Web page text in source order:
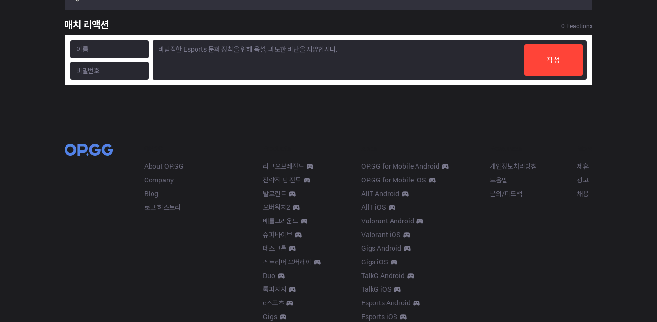
매치 리액션 0 Reactions
작성
About OP.GG
Company
Blog
로고 히스토리
리그오브레전드
전략적 팀 전투
발로란트
오버워치2
배틀그라운드
슈퍼바이브
데스크톱
스트리머 오버레이
Duo
톡피지지
e스포츠
Gigs
OP.GG for Mobile Android
OP.GG for Mobile iOS
AllT Android
AllT iOS
Valorant Android
Valorant iOS
Gigs Android
Gigs iOS
TalkG Android
TalkG iOS
Esports Android
Esports iOS
개인정보처리방침
도움말
문의/피드백
제휴
광고
채용